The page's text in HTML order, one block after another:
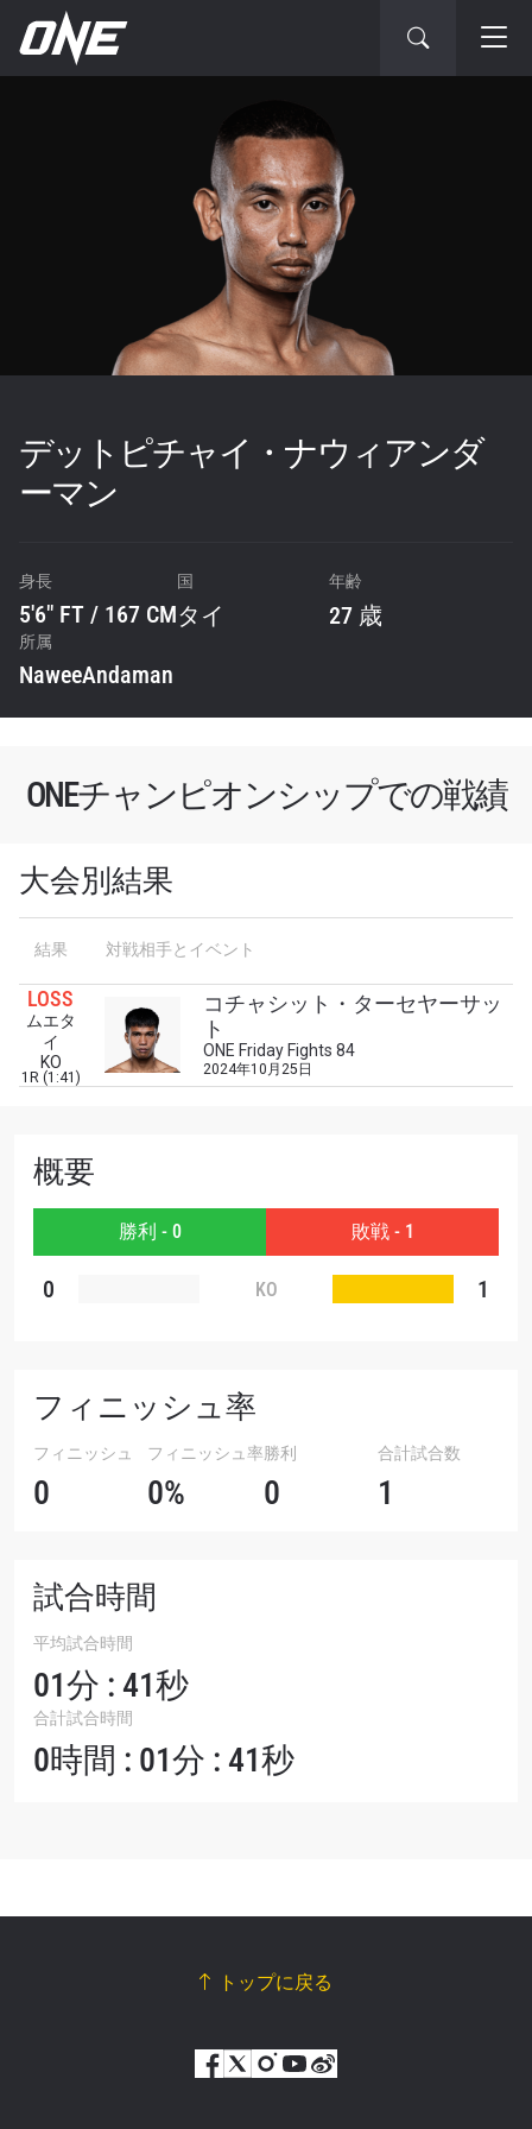
デットピチャイ・ナウィアンダ
ーマン
身長
5'6" FT / 167 CM
国
タイ
年齢
27 歳
所属
NaweeAndaman
ONEチャンピオンシップでの戦績
大会別結果
結果 対戦相手とイベント
LOSS
ムエタ
イ
KO
1R (1:41)
コチャシット・ターセヤーサッ
ト
ONE Friday Fights 84
2024年10月25日
概要
勝利 - 0 敗戦 - 1
0 KO 1
フィニッシュ率
フィニッシュ
0
フィニッシュ率
0%
勝利
0
合計試合数
1
試合時間
平均試合時間
01分 : 41秒
合計試合時間
0時間 : 01分 : 41秒
トップに戻る
対戦相手
ハイライトを見る
ONEチャンピオンシップとどこでも一緒！ 最新ニ
ュース、特別オファー、ライブイベントの最高の
席をゲットするため今すぐ登録を！
Eメール
このフォームを送信することにより、お客様は当